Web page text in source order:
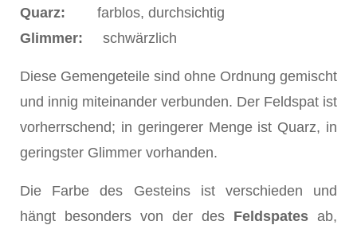
Quarz:
farblos, durchsichtig
Glimmer:
schwärzlich
Diese Gemengeteile sind ohne Ordnung gemischt
und innig miteinander verbunden. Der Feldspat ist
vorherrschend; in geringerer Menge ist Quarz, in
geringster Glimmer vorhanden.
Die Farbe des Gesteins ist verschieden und
hängt besonders von der des Feldspates ab,